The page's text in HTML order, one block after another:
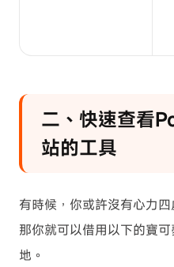
二、快速查看
站的工具
有時候，你或許沒有心力
那你就可以借用以下的寶
地。